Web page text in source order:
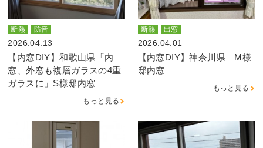
断熱 防音
2026.04.13
【内窓DIY】和歌山県「内
窓、外窓も複層ガラスの4重
ガラスに」S様邸内窓
もっと見る
断熱 出窓
2026.04.01
【内窓DIY】神奈川県 M様
邸内窓
もっと見る